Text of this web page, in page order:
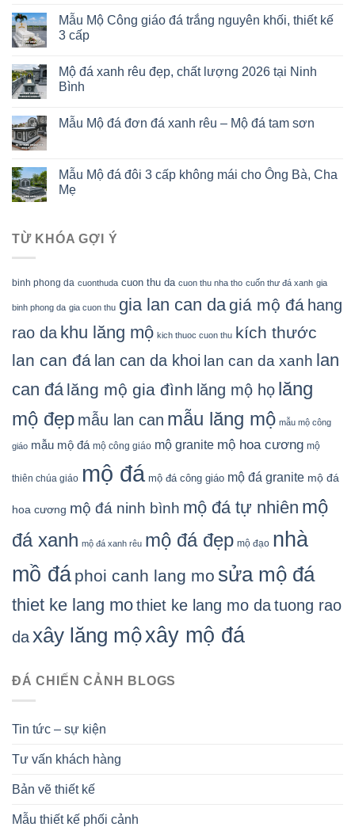
Mẫu Mộ Công giáo đá trắng nguyên khối, thiết kế
3 cấp
Mộ đá xanh rêu đẹp, chất lượng 2026 tại Ninh
Bình
Mẫu Mộ đá đơn đá xanh rêu – Mộ đá tam sơn
Mẫu Mộ đá đôi 3 cấp không mái cho Ông Bà, Cha
Mẹ
TỪ KHÓA GỢI Ý
binh phong da cuonthuda cuon thu da cuon thu nha tho cuốn thư đá xanh gia
binh phong da gia cuon thu gia lan can dagiá mộ đá hang
rao da khu lăng mộ kich thuoc cuon thu kích thước
lan can đá lan can da khoi lan can da xanh lan
can đá lăng mộ gia đình lăng mộ họ lăng
mộ đẹp mẫu lan can mẫu lăng mộ mẫu mộ công
giáo mẫu mộ đá mộ công giáo mộ granite mộ hoa cương mộ
thiên chúa giáo mộ đá mộ đá công giáo mộ đá granite mộ đá
hoa cương mộ đá ninh bình mộ đá tự nhiên mộ
đá xanh mộ đá xanh rêu mộ đá đẹp mộ đạo nhà
mồ đá phoi canh lang mo sửa mộ đá
thiet ke lang mothiet ke lang mo datuong rao
daxây lăng mộxây mộ đá
ĐÁ CHIẾN CẢNH BLOGS
Tin tức – sự kiện
Tư vấn khách hàng
Bản vẽ thiết kế
Mẫu thiết kế phối cảnh